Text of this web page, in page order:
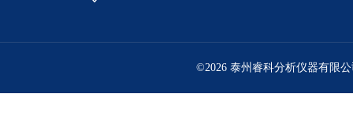
©2026 泰州睿科分析仪器有限